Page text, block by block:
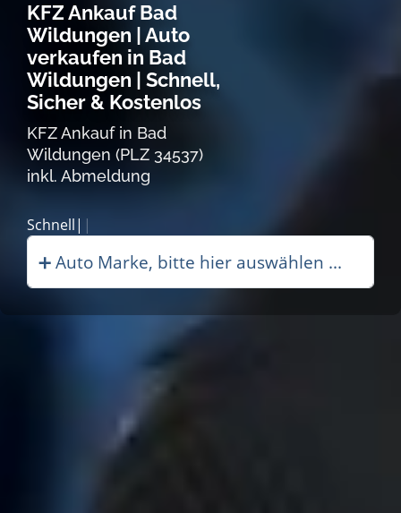
KFZ Ankauf Bad
Wildungen | Auto
verkaufen in Bad
Wildungen | Schnell,
Sicher & Kostenlos
KFZ Ankauf in Bad
Wildungen (PLZ 34537)
inkl. Abmeldung
Schneller Autoanka|